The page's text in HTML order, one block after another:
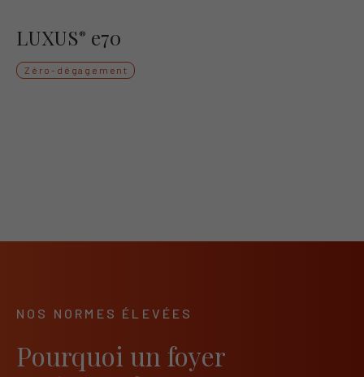
LUXUS® e70
Zéro-dégagement
NOS NORMES ÉLEVÉES
Pourquoi un foyer